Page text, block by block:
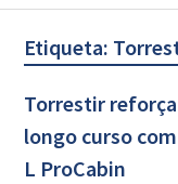
Etiqueta:
Torrestir
longo curso
L ProCabin